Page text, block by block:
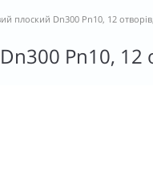
плоский Dn300 Pn10, 12
Pn10, 12